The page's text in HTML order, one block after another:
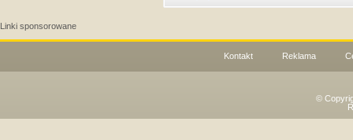
Linki sponsorowane
Kontakt Reklama
©